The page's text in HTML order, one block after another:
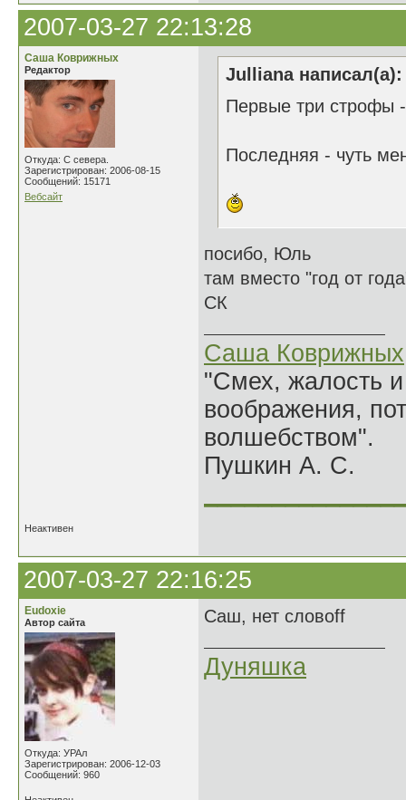
2007-03-27 22:13:28
Саша Коврижных
Редактор
Откуда: С севера.
Зарегистрирован: 2006-08-15
Сообщений: 15171
Вебсайт
Julliana написал(а):
Первые три строфы
Последняя - чуть
посибо, Юль
там вместо "год от
СК
Саша Коврижных
"Смех, жалость
воображения,
волшебством".
Пушкин А. С.
Неактивен
2007-03-27 22:16:25
Eudoxie
Автор сайта
Откуда: УРАл
Зарегистрирован: 2006-12-03
Сообщений: 960
Саш, нет словoff
Дуняшка